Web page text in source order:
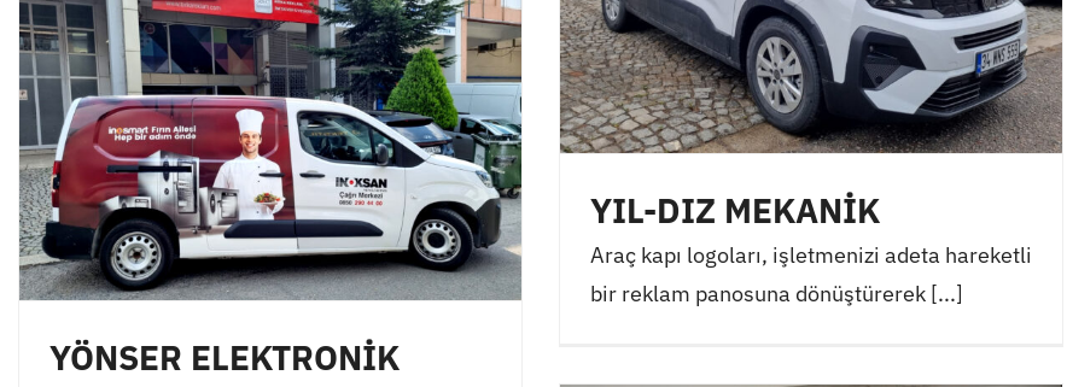
YIL-DIZ MEKANİK
Araç kapı logoları, işletmenizi adeta hareketli
bir reklam panosuna dönüştürerek [...]
YÖNSER ELEKTRONİK